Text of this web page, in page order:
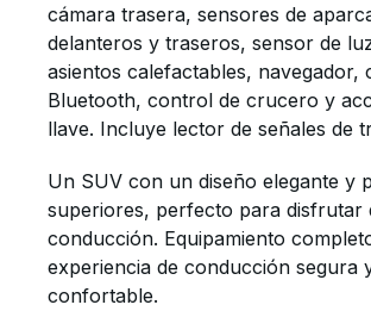
cámara trasera, sensores de
delanteros y traseros, sensor de
asientos calefactables, navegador,
Bluetooth, control de crucero y
llave. Incluye lector de señales de
Un SUV con un diseño elegante y
superiores, perfecto para disfrutar
conducción. Equipamiento
experiencia de conducción segura
confortable.